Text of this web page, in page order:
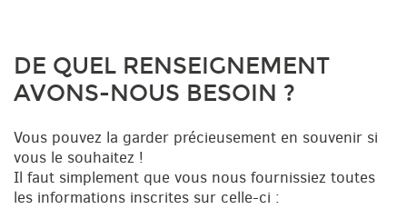
DE QUEL RENSEIGNEMENT
AVONS-NOUS BESOIN ?
Vous pouvez la garder précieusement en souvenir si
vous le souhaitez !
Il faut simplement que vous nous fournissiez toutes
les informations inscrites sur celle-ci :